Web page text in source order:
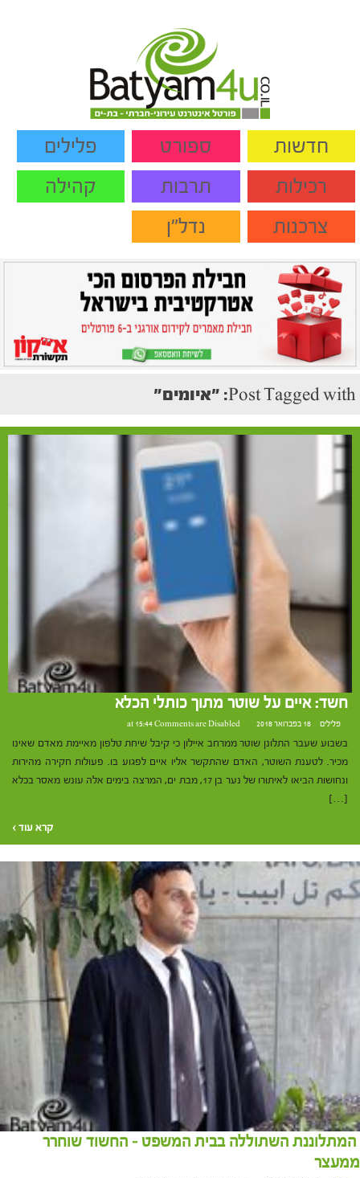
חדשות ספורט
פלילים
רכילות
תרבות
קהילה
צרכנות
נדל"ן
Post Tagged with: "איומים"
חשד: איים על שוטר מתוך כותלי הכלא
פלילים 18 בפברואר 2018 at 15:44 Comments are Disabled
בשבוע שעבר התלונן שוטר ממרחב איילון כי קיבל שיחת טלפון מאיימת מאדם שאינו
מכיר. לטענת השוטר, האדם שהתקשר אליו איים לפגוע בו. פעולות חקירה מהירות
ונחושות הביאו לאיתורו של נער בן 17, מבת ים, המרצה בימים אלה עונש מאסר בכלא
[…]
קרא עוד ›
המתלוננת השתוללה בבית המשפט – החשוד שוחרר
ממעצר